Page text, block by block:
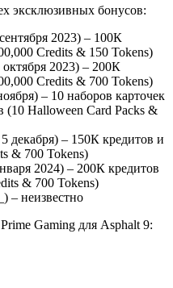
эксклюзивных бонусов:
2023) – 100К
Credits & 150 Tokens)
2023) – 200К
Credits & 700 Tokens)
– 10 наборов карточек
Halloween Card Packs &
декабря) – 150К кредитов и
& 700 Tokens)
2024) – 200К кредитов
& 700 Tokens)
– неизвестно
Gaming для Asphalt 9: